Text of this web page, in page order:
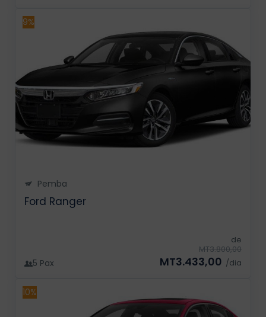
9%
Pemba
Ford Ranger
5 Pax
de
MT3.800,00
MT3.433,00 /dia
10%